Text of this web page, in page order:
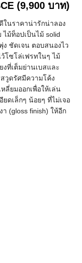
(9,900 บาท)
นราคาน่ารักน่าลอง
ไม้ท็อปเป็นไม้ solid
ง ชัดเจน ตอบสนองไว
โซโล่เฟรทในๆ ไม้
ที่เต็มย่านเบสและ
วูดรัศมีความโค้ง
ลี่ยมออกเพื่อให้เล่น
ยดเล็กๆ น้อยๆ ที่ไม่เจอ
(gloss finish) ให้อีก